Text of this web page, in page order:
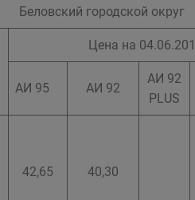
Беловский городской округ
Цена на
АИ 95 АИ 92
АИ 92
PLUS
42,65 40,30